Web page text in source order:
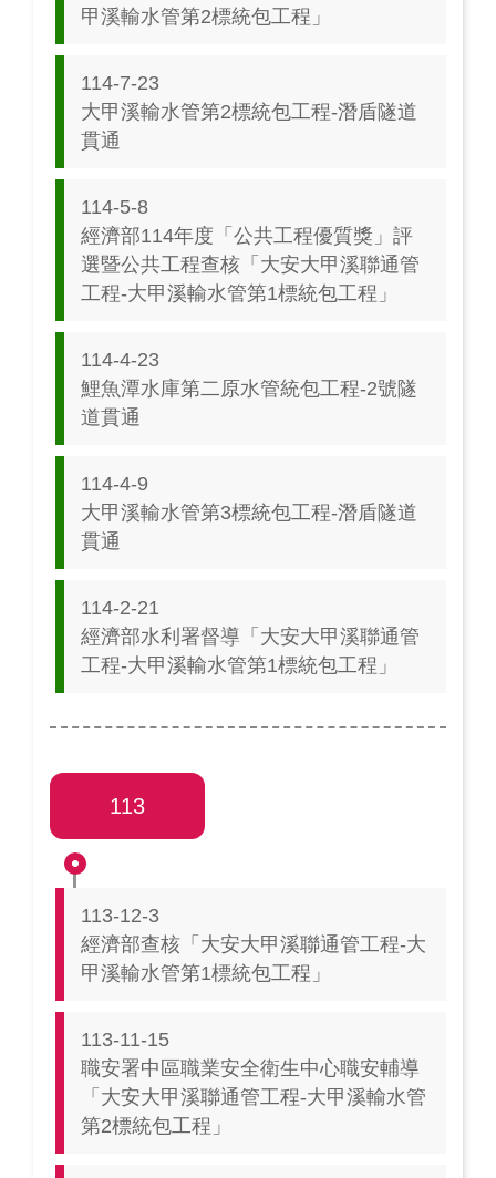
甲溪輸水管第2標統包工程」
114-7-23
大甲溪輸水管第2標統包工程-潛盾隧道
貫通
114-5-8
經濟部114年度「公共工程優質獎」評
選暨公共⼯程查核「大安大甲溪聯通管
工程-大甲溪輸水管第1標統包工程」
114-4-23
鯉魚潭水庫第二原水管統包工程-2號隧
道貫通
114-4-9
大甲溪輸水管第3標統包工程-潛盾隧道
貫通
114-2-21
經濟部水利署督導「大安大甲溪聯通管
工程-大甲溪輸水管第1標統包工程」
113
113-12-3
經濟部查核「大安大甲溪聯通管工程-大
甲溪輸水管第1標統包工程」
113-11-15
職安署中區職業安全衛生中心職安輔導
「大安大甲溪聯通管工程-大甲溪輸水管
第2標統包工程」